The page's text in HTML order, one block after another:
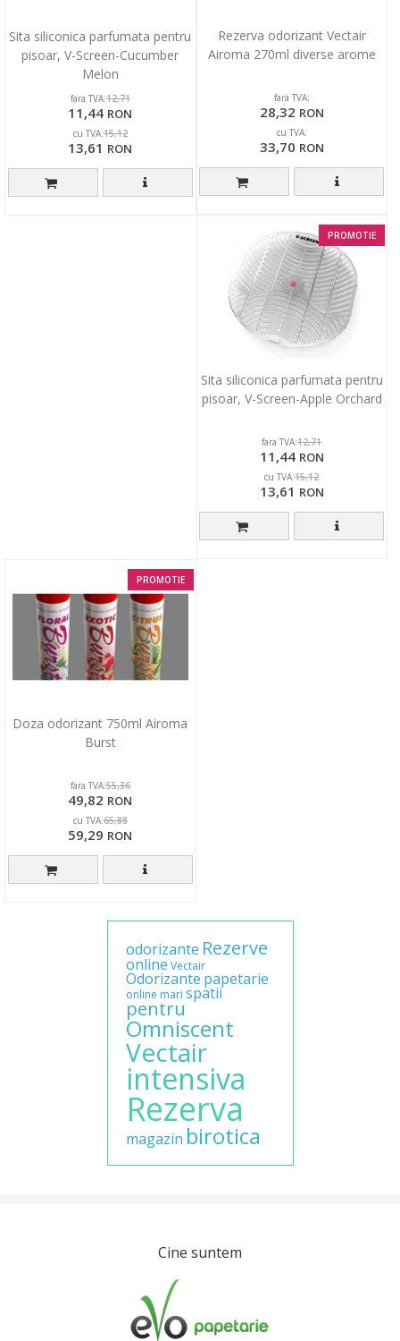
Sita siliconica parfumata pentru
pisoar, V-Screen-Cucumber
Melon
fara TVA:12,71
11,44 RON
cu TVA:15,12
13,61 RON
Rezerva odorizant Vectair
Airoma 270ml diverse arome
fara TVA:
28,32 RON
cu TVA:
33,70 RON
PROMOTIE
Sita siliconica parfumata pentru
pisoar, V-Screen-Apple Orchard
fara TVA:12,71
11,44 RON
cu TVA:15,12
13,61 RON
PROMOTIE
Doza odorizant 750ml Airoma
Burst
fara TVA:55,36
49,82 RON
cu TVA:65,88
59,29 RON
odorizante Rezerve
online Vectair
Odorizante papetarie
online mari spatii
pentru
Omniscent
Vectair
intensiva
Rezerva
magazin birotica
Cine suntem